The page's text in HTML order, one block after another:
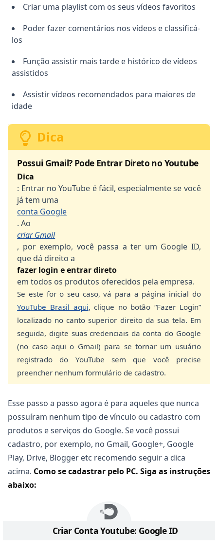
Criar uma playlist com os seus vídeos favoritos
Poder fazer comentários nos vídeos e classificá-
los
Função assistir mais tarde e histórico de vídeos
assistidos
Assistir vídeos recomendados para maiores de
idade
Dica
Possui Gmail? Pode Entrar Direto no Youtube
Dica
: Entrar no YouTube é fácil, especialmente se você
já tem uma
conta Google
. Ao
criar Gmail
, por exemplo, você passa a ter um Google ID,
que dá direito a
fazer login e entrar direto
em todos os produtos oferecidos pela empresa.
Se este for o seu caso, vá para a página inicial do
YouTube Brasil aqui, clique no botão “Fazer Login”
localizado no canto superior direito da sua tela. Em
seguida, digite suas credenciais da conta do Google
(no caso aqui o Gmail) para se tornar um usuário
registrado do YouTube sem que você precise
preencher nenhum formulário de cadastro.
Esse passo a passo agora é para aqueles que nunca
possuíram nenhum tipo de vínculo ou cadastro com
produtos e serviços do Google. Se você possui
cadastro, por exemplo, no Gmail, Google+, Google
Play, Drive, Blogger etc recomendo seguir a dica
acima. Como se cadastrar pelo PC. Siga as instruções
abaixo:
Criar Conta Youtube: Google ID